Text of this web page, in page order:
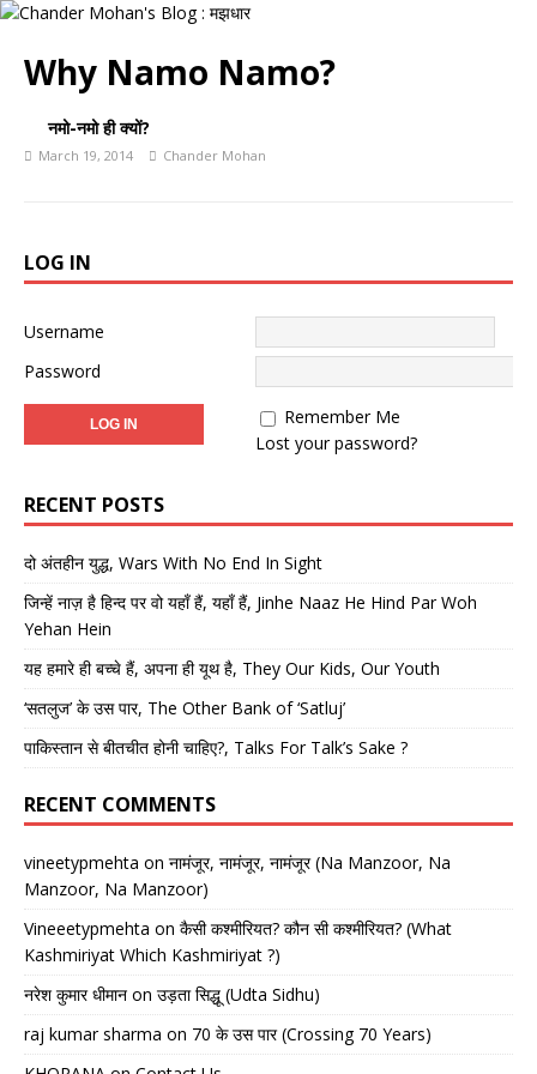
Why Namo Namo?
नमो-नमो ही क्यों?
March 19, 2014 Chander Mohan
LOG IN
Username
Password
Remember Me
Lost your password?
RECENT POSTS
दो अंतहीन युद्ध, Wars With No End In Sight
जिन्हें नाज़ है हिन्द पर वो यहाँ हैं, यहाँ हैं, Jinhe Naaz He Hind Par Woh
Yehan Hein
यह हमारे ही बच्चे हैं, अपना ही यूथ है, They Our Kids, Our Youth
‘सतलुज’ के उस पार, The Other Bank of ‘Satluj’
पाकिस्तान से बीतचीत होनी चाहिए?, Talks For Talk’s Sake ?
RECENT COMMENTS
vineetypmehta on नामंजूर, नामंजूर, नामंजूर (Na Manzoor, Na
Manzoor, Na Manzoor)
Vineeetypmehta on कैसी कश्मीरियत? कौन सी कश्मीरियत? (What
Kashmiriyat Which Kashmiriyat ?)
नरेश कुमार धीमान on उड़ता सिद्धू (Udta Sidhu)
raj kumar sharma on 70 के उस पार (Crossing 70 Years)